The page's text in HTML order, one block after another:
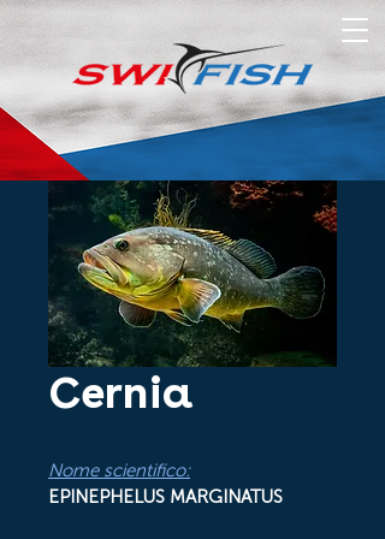
Cernia
Nome scientifico:
EPINEPHELUS MARGINATUS